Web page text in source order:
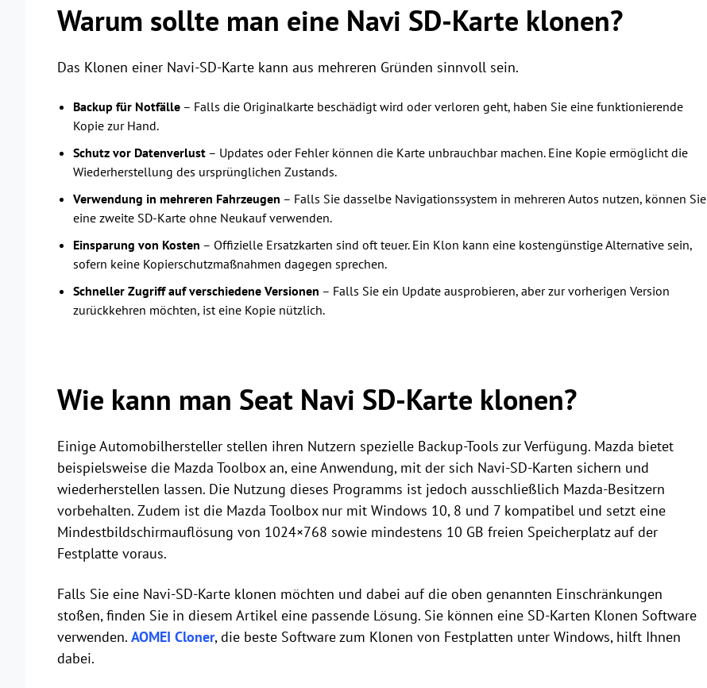
Warum sollte man eine Navi SD-Karte klonen?
Das Klonen einer Navi-SD-Karte kann aus mehreren Gründen sinnvoll sein.
Backup für Notfälle – Falls die Originalkarte beschädigt wird oder verloren geht, haben Sie eine funktionierende
Kopie zur Hand.
Schutz vor Datenverlust – Updates oder Fehler können die Karte unbrauchbar machen. Eine Kopie ermöglicht die
Wiederherstellung des ursprünglichen Zustands.
Verwendung in mehreren Fahrzeugen – Falls Sie dasselbe Navigationssystem in mehreren Autos nutzen, können Sie
eine zweite SD-Karte ohne Neukauf verwenden.
Einsparung von Kosten – Offizielle Ersatzkarten sind oft teuer. Ein Klon kann eine kostengünstige Alternative sein,
sofern keine Kopierschutzmaßnahmen dagegen sprechen.
Schneller Zugriff auf verschiedene Versionen – Falls Sie ein Update ausprobieren, aber zur vorherigen Version
zurückkehren möchten, ist eine Kopie nützlich.
Wie kann man Seat Navi SD-Karte klonen?
Einige Automobilhersteller stellen ihren Nutzern spezielle Backup-Tools zur Verfügung. Mazda bietet
beispielsweise die Mazda Toolbox an, eine Anwendung, mit der sich Navi-SD-Karten sichern und
wiederherstellen lassen. Die Nutzung dieses Programms ist jedoch ausschließlich Mazda-Besitzern
vorbehalten. Zudem ist die Mazda Toolbox nur mit Windows 10, 8 und 7 kompatibel und setzt eine
Mindestbildschirmauflösung von 1024×768 sowie mindestens 10 GB freien Speicherplatz auf der
Festplatte voraus.
Falls Sie eine Navi-SD-Karte klonen möchten und dabei auf die oben genannten Einschränkungen
stoßen, finden Sie in diesem Artikel eine passende Lösung. Sie können eine SD-Karten Klonen Software
verwenden. AOMEI Cloner, die beste Software zum Klonen von Festplatten unter Windows, hilft Ihnen
dabei.